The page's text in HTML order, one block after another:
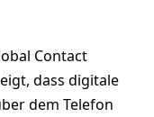
Contact
dass digitale
dem Telefon